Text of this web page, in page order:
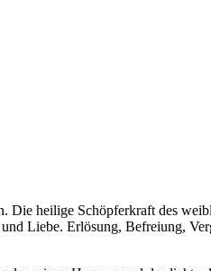
heilige Schöpferkraft des
Liebe. Erlösung, Befreiung,